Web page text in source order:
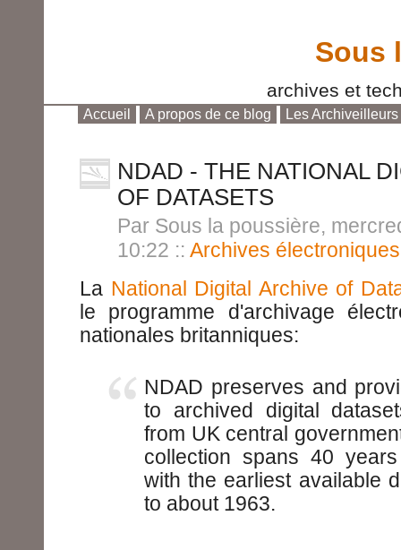
Sous
archives et
Accueil A propos de ce blog
Les Archiveilleurs
NDAD - THE NATIONAL
OF DATASETS
Par Sous la poussière,
10:22 :: Archives électroniques
La National Digital Archive of
le programme d'archivage
nationales britanniques:
NDAD preserves and
to archived digital
from UK central
collection spans 40
with the earliest available
to about 1963.